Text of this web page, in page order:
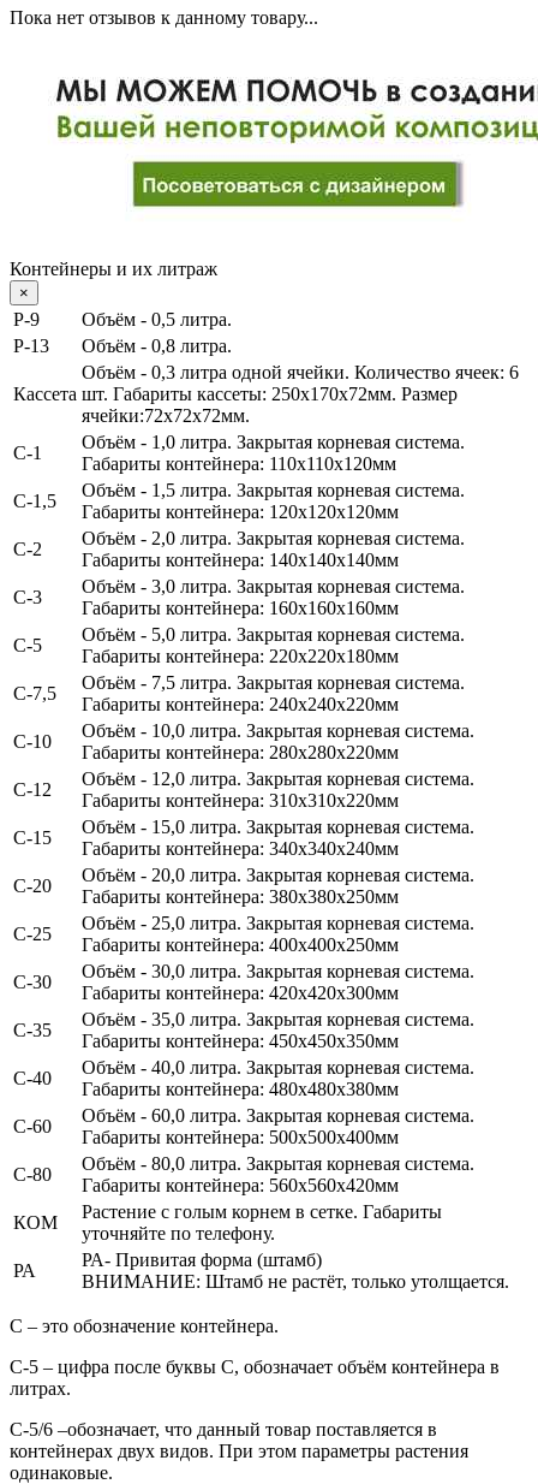
Пока нет отзывов к данному товару...
Контейнеры и их литраж
×
Р-9
Объём - 0,5 литра.
P-13
Объём - 0,8 литра.
Кассета
Объём - 0,3 литра одной ячейки. Количество ячеек: 6
шт. Габариты кассеты: 250х170х72мм. Размер
ячейки:72х72х72мм.
С-1
Объём - 1,0 литра. Закрытая корневая система.
Габариты контейнера: 110х110х120мм
С-1,5
Объём - 1,5 литра. Закрытая корневая система.
Габариты контейнера: 120х120х120мм
С-2
Объём - 2,0 литра. Закрытая корневая система.
Габариты контейнера: 140х140х140мм
С-3
Объём - 3,0 литра. Закрытая корневая система.
Габариты контейнера: 160х160х160мм
С-5
Объём - 5,0 литра. Закрытая корневая система.
Габариты контейнера: 220х220х180мм
С-7,5
Объём - 7,5 литра. Закрытая корневая система.
Габариты контейнера: 240х240х220мм
С-10
Объём - 10,0 литра. Закрытая корневая система.
Габариты контейнера: 280х280х220мм
С-12
Объём - 12,0 литра. Закрытая корневая система.
Габариты контейнера: 310х310х220мм
С-15
Объём - 15,0 литра. Закрытая корневая система.
Габариты контейнера: 340х340х240мм
С-20
Объём - 20,0 литра. Закрытая корневая система.
Габариты контейнера: 380х380х250мм
С-25
Объём - 25,0 литра. Закрытая корневая система.
Габариты контейнера: 400х400х250мм
С-30
Объём - 30,0 литра. Закрытая корневая система.
Габариты контейнера: 420х420х300мм
С-35
Объём - 35,0 литра. Закрытая корневая система.
Габариты контейнера: 450х450х350мм
С-40
Объём - 40,0 литра. Закрытая корневая система.
Габариты контейнера: 480х480х380мм
С-60
Объём - 60,0 литра. Закрытая корневая система.
Габариты контейнера: 500х500х400мм
С-80
Объём - 80,0 литра. Закрытая корневая система.
Габариты контейнера: 560х560х420мм
КОМ
Растение с голым корнем в сетке. Габариты
уточняйте по телефону.
РА
РА- Привитая форма (штамб)
ВНИМАНИЕ: Штамб не растёт, только утолщается.
С – это обозначение контейнера.
С-5 – цифра после буквы С, обозначает объём контейнера в
литрах.
С-5/6 –обозначает, что данный товар поставляется в
контейнерах двух видов. При этом параметры растения
одинаковые.